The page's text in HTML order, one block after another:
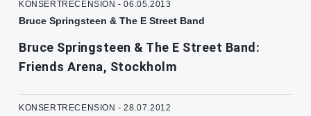
KONSERTRECENSION - 06.05.2013
Bruce Springsteen & The E Street Band
Bruce Springsteen & The E Street Band:
Friends Arena, Stockholm
KONSERTRECENSION - 28.07.2012